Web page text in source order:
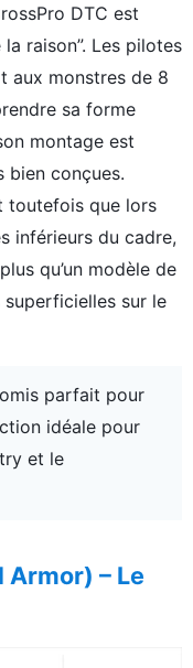
DTC est
raison”. Les pilotes
aux monstres de 8
sa forme
montage est
bien conçues.
toutefois que lors
inférieurs du cadre,
qu’un modèle de
superficielles sur le
parfait pour
idéale pour
et le
Armor) – Le